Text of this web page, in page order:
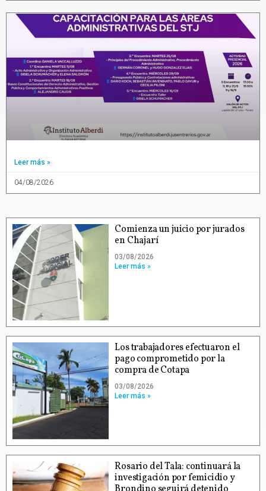
Leer más »
04/08/2026
Comienza un juicio por jurados
en Chajarí
03/08/2026
Leer más »
Los trabajadores efectuaron el
pago comprometido por la
compra de Cotapa
03/08/2026
Leer más »
Rosario del Tala: continuará la
investigación por femicidio y